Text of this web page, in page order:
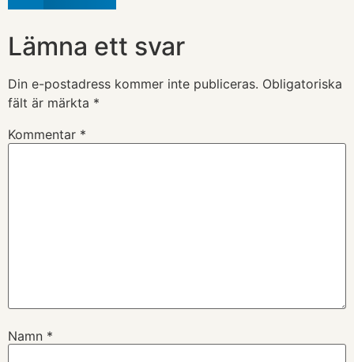
Lämna ett svar
Din e-postadress kommer inte publiceras. Obligatoriska
fält är märkta *
Kommentar *
Namn *